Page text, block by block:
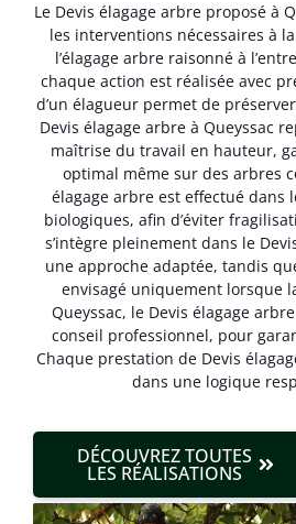
Le Devis élagage arbre proposé à
les interventions nécessaires à
l’élagage arbre raisonné à
chaque action est réalisée avec
d’un élagueur permet de
Devis élagage arbre à Queyssac
maîtrise du travail en hauteur,
optimal même sur des arbres
élagage arbre est effectué dans
biologiques, afin d’éviter
s’intègre pleinement dans le
une approche adaptée, tandis
envisagé uniquement lorsque
Queyssac, le Devis élagage
conseil professionnel, pour
Chaque prestation de Devis
dans une logique
DÉCOUVREZ TOUTES
LES RÉALISATIONS